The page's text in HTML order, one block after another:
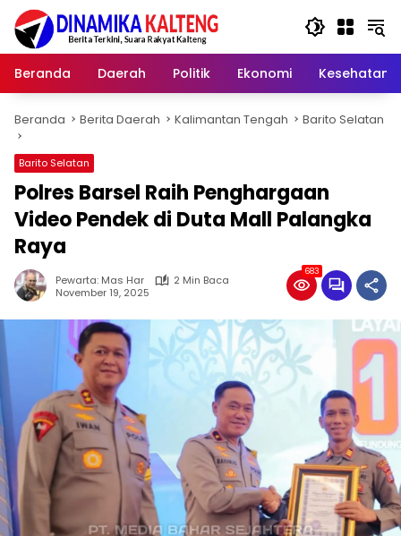
Langsung
konten
Beranda
Daerah Politik Ekonomi Kesehatan
Beranda Berita Daerah Kalimantan Tengah Barito Selatan
Barito Selatan
Polres Barsel Raih Penghargaan
Video Pendek di Duta Mall Palangka
Raya
Pewarta: Mas Har
2 Min Baca
November 19, 2025
683